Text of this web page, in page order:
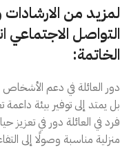
لمزيد من
التواصل الاجتماعي
الخاتمة:
دور العائلة في دعم الأشخاص
بل يمتد إلى توفير بيئة
فرد في العائلة دور في تعزيز
منزلية مناسبة وصولًا إلى